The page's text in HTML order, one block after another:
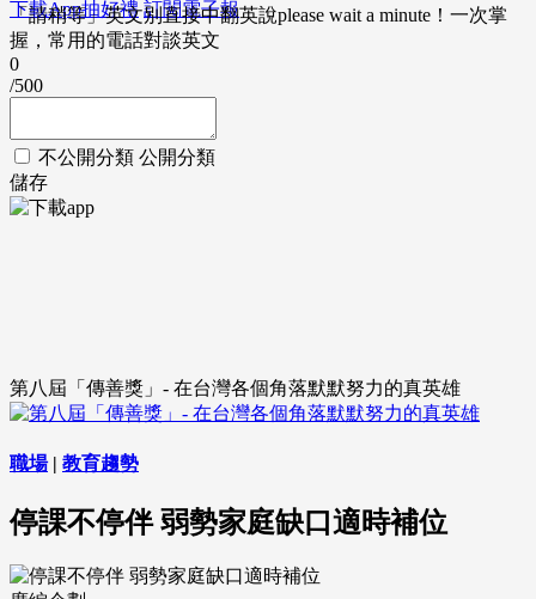
下載App抽好禮 訂閱電子報
「請稍等」英文別直接中翻英說please wait a minute！一次掌
握，常用的電話對談英文
0
/500
不公開分類 公開分類
儲存
第八屆「傳善獎」- 在台灣各個角落默默努力的真英雄
職場| 教育趨勢
停課不停伴 弱勢家庭缺口適時補位